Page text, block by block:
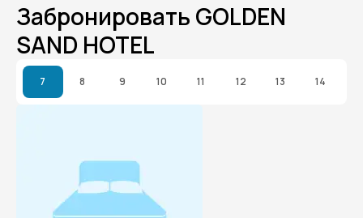
Забронировать GOLDEN
SAND HOTEL
7 8 9 10 11 12 13 14